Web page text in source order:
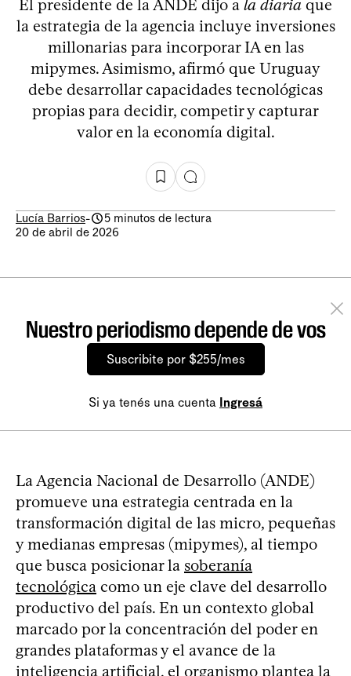
El presidente de la ANDE dijo a la diaria que
la estrategia de la agencia incluye inversiones
millonarias para incorporar IA en las
mipymes. Asimismo, afirmó que Uruguay
debe desarrollar capacidades tecnológicas
propias para decidir, competir y capturar
valor en la economía digital.
Lucía Barrios-
5 minutos de lectura
20 de abril de 2026
Nuestro periodismo depende de vos
Suscribite por $255/mes
Si ya tenés una cuenta Ingresá
La Agencia Nacional de Desarrollo (ANDE)
promueve una estrategia centrada en la
transformación digital de las micro, pequeñas
y medianas empresas (mipymes), al tiempo
que busca posicionar la soberanía
tecnológica como un eje clave del desarrollo
productivo del país. En un contexto global
marcado por la concentración del poder en
grandes plataformas y el avance de la
inteligencia artificial, el organismo plantea la